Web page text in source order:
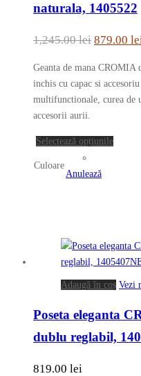
naturala, 1405522
1,245.00lei Prețul
fost:
879.00
Geanta de mana
inchis cu capac si
multifunctionale, curea de
accesorii aurii.
Selectează opțiunileAcest
pot
fi
alese
pagina
Culoare
Anulează
Adaugă în coș Vezi
Poseta eleganta
dublu reglabil,
819.00 lei